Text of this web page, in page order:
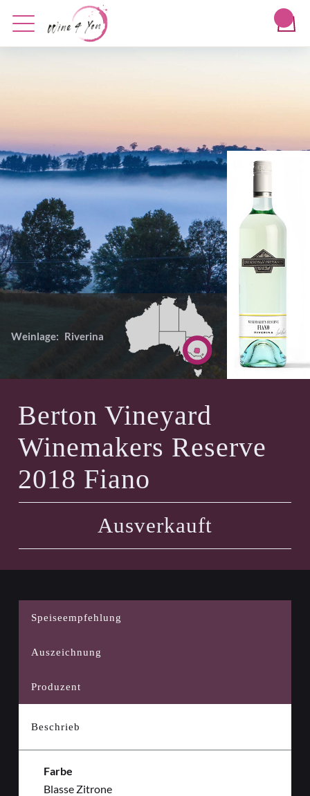
Weinlage: Riverina
Berton Vineyard
Winemakers Reserve
2018 Fiano
Ausverkauft
Beschrieb
Speiseempfehlung
Auszeichnung
Produzent
Farbe
Blasse Zitrone